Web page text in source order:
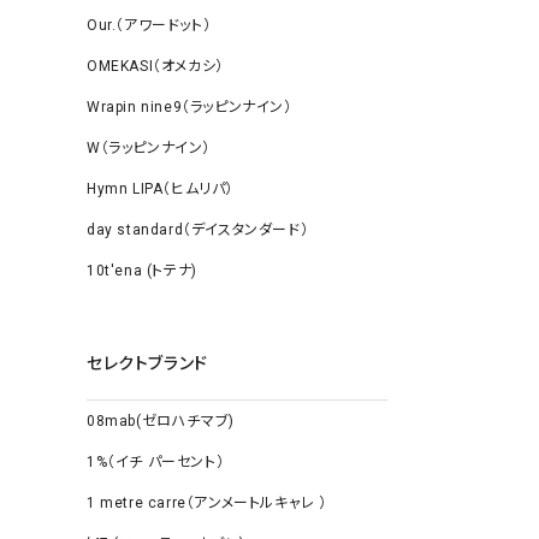
Our.（アワードット）
OMEKASI（オメカシ）
Wrapin nine9（ラッピンナイン）
W（ラッピンナイン）
Hymn LIPA（ヒムリパ）
day standard（デイスタンダード）
10t'ena (トテナ)
セレクトブランド
08mab(ゼロハチマブ)
1%（イチ パーセント）
1 metre carre（アンメートルキャレ ）